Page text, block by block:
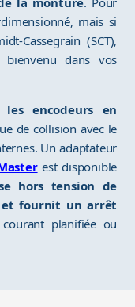
mais si
Cassegrain (SCT),
bienvenu dans vos
encodeurs en
de collision avec le
Un adaptateur
est disponible
hors tension de
et fournit un arrêt
planifiée ou